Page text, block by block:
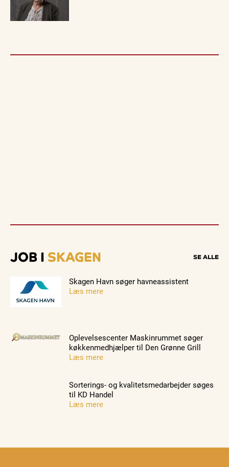
JOB I SKAGEN SE ALLE
Skagen Havn søger havneassistent
Læs mere
Oplevelsescenter Maskinrummet søger
køkkenmedhjælper til Den Grønne Grill
Læs mere
Sorterings- og kvalitetsmedarbejder søges
til KD Handel
Læs mere